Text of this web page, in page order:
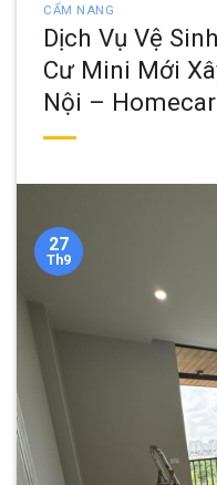
CẨM NANG
Dịch Vụ Vệ
Cư Mini Mới
Nội –
27
Th9